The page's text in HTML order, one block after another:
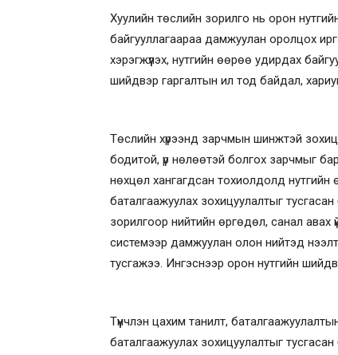
Хуулийн төслийн зорилго нь орон
байгууллагаараа дамжуулан оролцох
хэрэгжүүлэх, нутгийн өөрөө удирдах
шийдвэр гаргалтын ил тод байдал,
Төслийн хүрээнд зарчмын шинжтэй
бодитой, үр нөлөөтэй болгох зарчмыг
нөхцөл хангагдсан тохиолдолд нутгийн
баталгаажуулах зохицуулалтыг
зорилгоор нийтийн өргөдөл, санал авах
системээр дамжуулан олон нийтэд
тусгажээ. Ингэснээр орон нутгийн
Түүнчлэн цахим танилт,
баталгаажуулах зохицуулалтыг